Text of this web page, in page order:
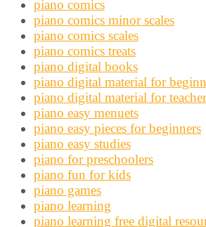
piano comics
piano comics minor scales
piano comics scales
piano comics treats
piano digital books
piano digital material for
piano digital material for
piano easy menuets
piano easy pieces for beginners
piano easy studies
piano for preschoolers
piano fun for kids
piano games
piano learning
piano learning free digital